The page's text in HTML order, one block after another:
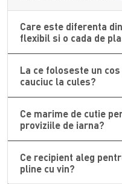
fragile.
Cosurile pentru
timpul manevrarii, iar
lung. Alege recipientul
simplifica-ti activitatile
Care este diferenta
flexibil si o cada de
La ce foloseste un
cauciuc la cules?
Ce marime de cutie
proviziile de iarna?
Ce recipient aleg
pline cu vin?